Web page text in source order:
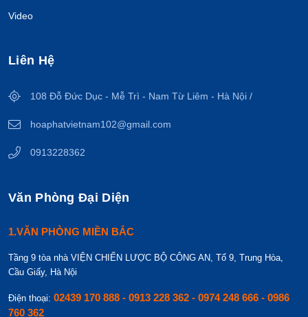
Video
Liên Hệ
108 Đỗ Đức Dục - Mễ Trì - Nam Từ Liêm - Hà Nội /
hoaphatvietnam102@gmail.com
0913228362
Văn Phòng Đại Diện
1.VĂN PHÒNG MIỀN BẮC
Tầng 9 tòa nhà VIỆN CHIẾN LƯỢC BỘ CÔNG AN, Tổ 9, Trung Hòa,
Cầu Giấy, Hà Nội
Điện thoại: 02439 170 888 - 0913 228 362 - 0974 248 666 - 0986
760 362